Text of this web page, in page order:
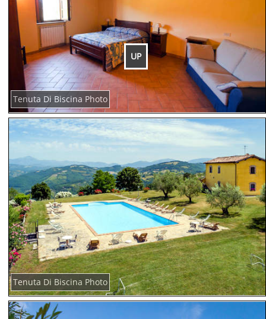
UP
Tenuta Di Biscina Photo
Tenuta Di Biscina Photo